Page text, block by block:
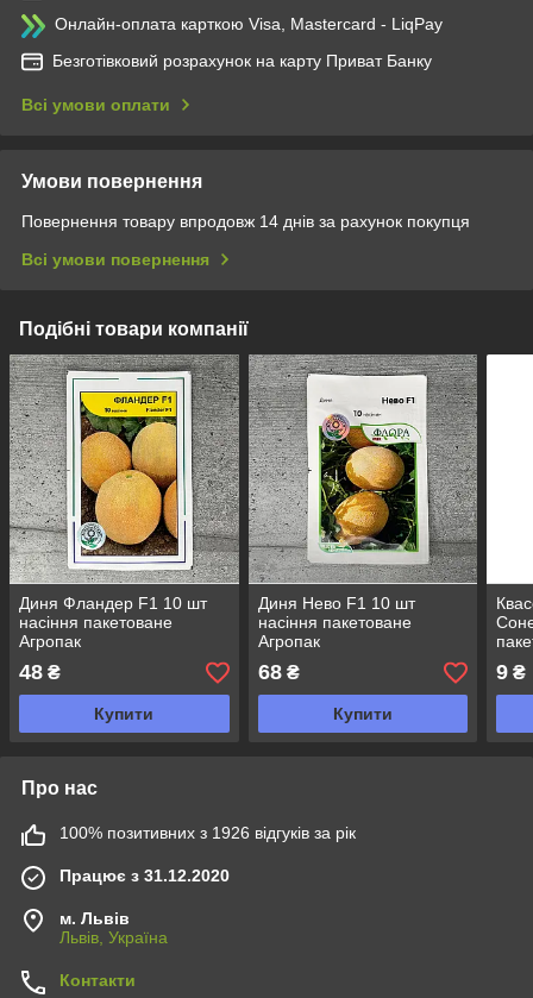
Онлайн-оплата карткою Visa, Mastercard - LiqPay
Безготівковий розрахунок на карту Приват Банку
Всі умови оплати
Умови повернення
Повернення товару впродовж 14 днів за рахунок покупця
Всі умови повернення
Подібні товари компанії
Диня Фландер F1 10 шт
насіння пакетоване
Агропак
48 ₴
Купити
Диня Нево F1 10 шт
насіння пакетоване
Агропак
68₴
Купити
9 ₴
Про нас
100% позитивних з 1926 відгуків за рік
Працює з 31.12.2020
м. Львів
Львів, Україна
Контакти